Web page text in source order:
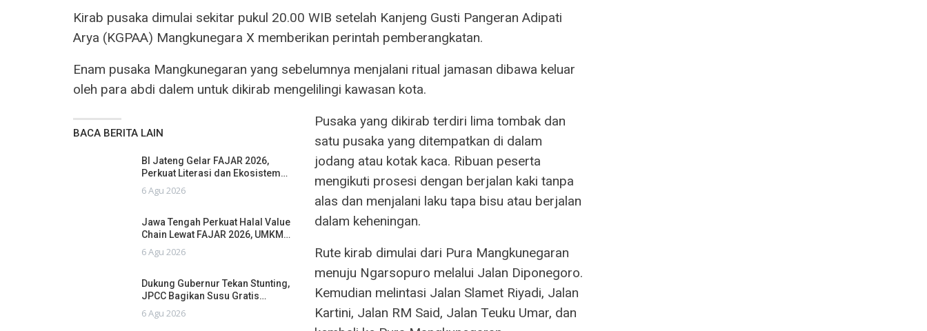
Kirab pusaka dimulai sekitar pukul 20.00 WIB setelah Kanjeng Gusti Pangeran Adipati
Arya (KGPAA) Mangkunegara X memberikan perintah pemberangkatan.
Enam pusaka Mangkunegaran yang sebelumnya menjalani ritual jamasan dibawa keluar
oleh para abdi dalem untuk dikirab mengelilingi kawasan kota.
BACA BERITA LAIN
BI Jateng Gelar FAJAR 2026,
Perkuat Literasi dan Ekosistem…
6 Agu 2026
Jawa Tengah Perkuat Halal Value
Chain Lewat FAJAR 2026, UMKM…
6 Agu 2026
Dukung Gubernur Tekan Stunting,
JPCC Bagikan Susu Gratis…
6 Agu 2026
Pusaka yang dikirab terdiri lima tombak dan
satu pusaka yang ditempatkan di dalam
jodang atau kotak kaca. Ribuan peserta
mengikuti prosesi dengan berjalan kaki tanpa
alas dan menjalani laku tapa bisu atau berjalan
dalam keheningan.
Rute kirab dimulai dari Pura Mangkunegaran
menuju Ngarsopuro melalui Jalan Diponegoro.
Kemudian melintasi Jalan Slamet Riyadi, Jalan
Kartini, Jalan RM Said, Jalan Teuku Umar, dan